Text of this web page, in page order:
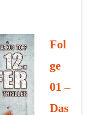
Fol
ge
01 –
Das